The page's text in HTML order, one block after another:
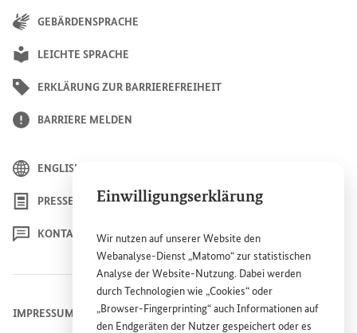
Einwilligungserklärung
Wir nutzen auf unsererWebsite den
Webanalyse-Dienst „Matomo“ zur statistischen
Analyse derWebsite-Nutzung. Dabei werden
durch Technologien wie „Cookies“ oder
„Browser-Fingerprinting“ auch Informationen auf
den Endgeräten der Nutzer gespeichert oder es
GEBÄRDENSPRACHE
LEICHTE SPRACHE
ERKLÄRUNG ZUR BARRIEREFREIHEIT
BARRIERE MELDEN
ENGLISH
PRESSE
KONTAKT
IMPRESSUM